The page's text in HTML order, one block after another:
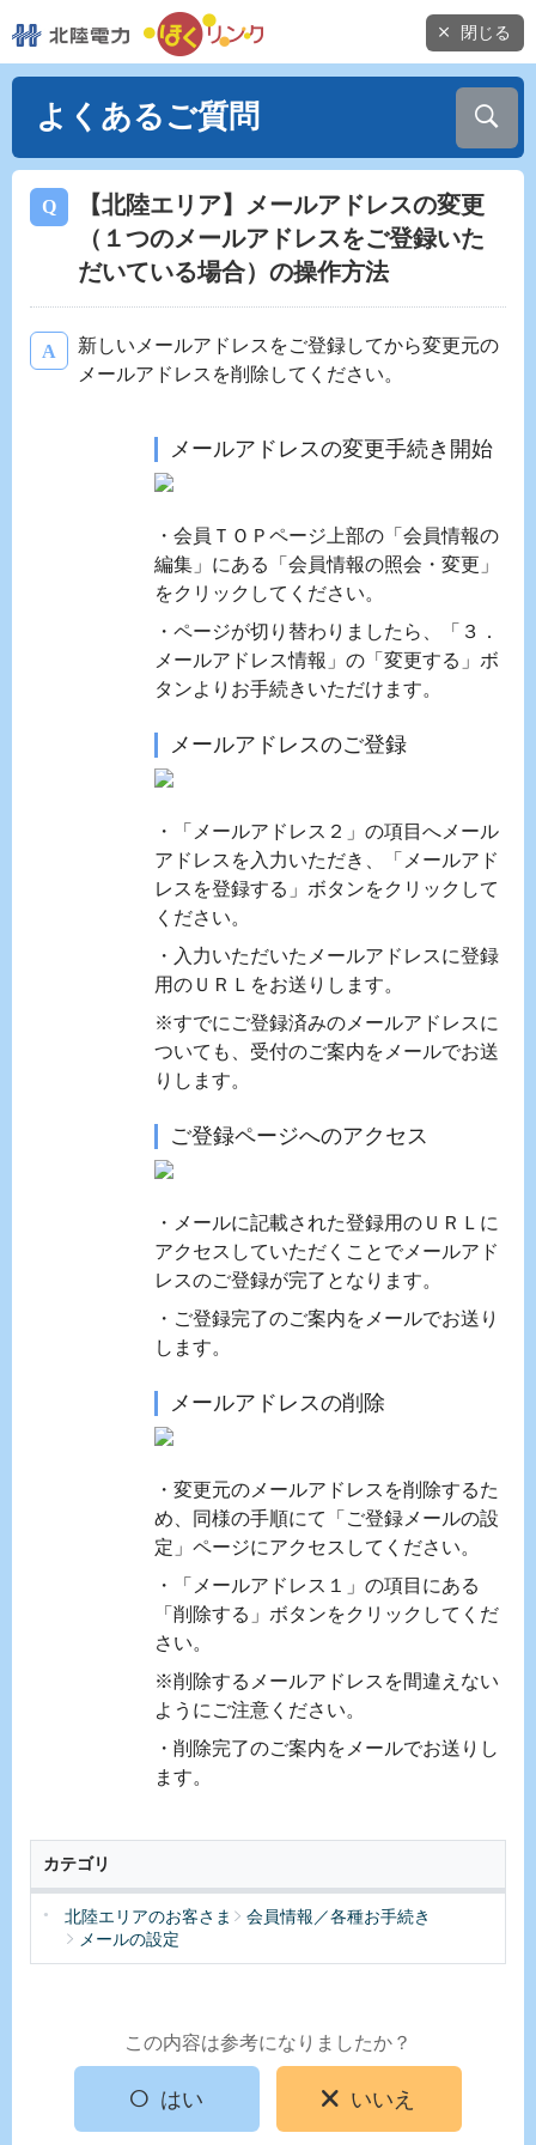
閉じる
よくあるご質問
【北陸エリア】メールアドレスの変更
（１つのメールアドレスをご登録いた
だいている場合）の操作方法
新しいメールアドレスをご登録してから変更元の
メールアドレスを削除してください。
メールアドレスの変更手続き開始
・会員ＴＯＰページ上部の「会員情報の
編集」にある「会員情報の照会・変更」
をクリックしてください。
・ページが切り替わりましたら、「３．
メールアドレス情報」の「変更する」ボ
タンよりお手続きいただけます。
メールアドレスのご登録
・「メールアドレス２」の項目へメール
アドレスを入力いただき、「メールアド
レスを登録する」ボタンをクリックして
ください。
・入力いただいたメールアドレスに登録
用のＵＲＬをお送りします。
※すでにご登録済みのメールアドレスに
ついても、受付のご案内をメールでお送
りします。
ご登録ページへのアクセス
・メールに記載された登録用のＵＲＬに
アクセスしていただくことでメールアド
レスのご登録が完了となります。
・ご登録完了のご案内をメールでお送り
します。
メールアドレスの削除
・変更元のメールアドレスを削除するた
め、同様の手順にて「ご登録メールの設
定」ページにアクセスしてください。
・「メールアドレス１」の項目にある
「削除する」ボタンをクリックしてくだ
さい。
※削除するメールアドレスを間違えない
ようにご注意ください。
・削除完了のご案内をメールでお送りし
ます。
カテゴリ
北陸エリアのお客さま
会員情報／各種お手続き
メールの設定
この内容は参考になりましたか？
はい いいえ